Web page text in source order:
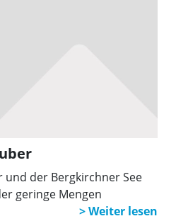
der Bergkirchner See
geringe Mengen